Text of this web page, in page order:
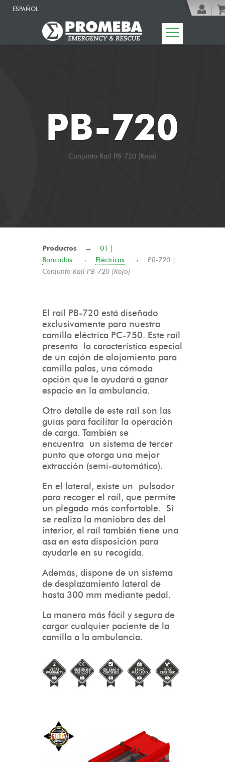
ESPAÑOL
PB-720
Conjunto Raíl PB-720 (Rojo)
Productos → 01 |
Bancadas → Eléctricas → PB-720 |
Conjunto Raíl PB-720 (Rojo)
El raíl PB-720 está diseñado
exclusivamente para nuestra
camilla eléctrica PC-750. Este raíl
presenta la característica especial
de un cajón de alojamiento para
camilla palas, una cómoda
opción que le ayudará a ganar
espacio en la ambulancia.
Otro detalle de este raíl son las
guías para facilitar la operación
de carga. También se
encuentra un sistema de tercer
punto que otorga una mejor
extracción (semi-automática).
En el lateral, existe un pulsador
para recoger el raíl, que permite
un plegado más confortable. Si
se realiza la maniobra des del
interior, el raíl también tiene una
asa en esta disposición para
ayudarle en su recogida.
Además, dispone de un sistema
de desplazamiento lateral de
hasta 300 mm mediante pedal.
La manera más fácil y segura de
cargar cualquier paciente de la
camilla a la ambulancia.